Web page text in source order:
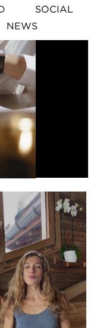
SOCIAL
NEWS